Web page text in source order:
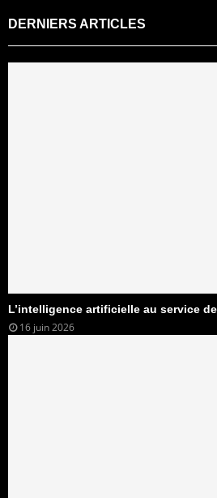
DERNIERS ARTICLES
L’intelligence artificielle au service
16 juin 2026